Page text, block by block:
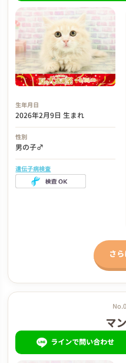
生年月日
2026年2月9日 生まれ
性別
男の子♂
遺伝子病検査
さ
マ
ラインで問い合わせ